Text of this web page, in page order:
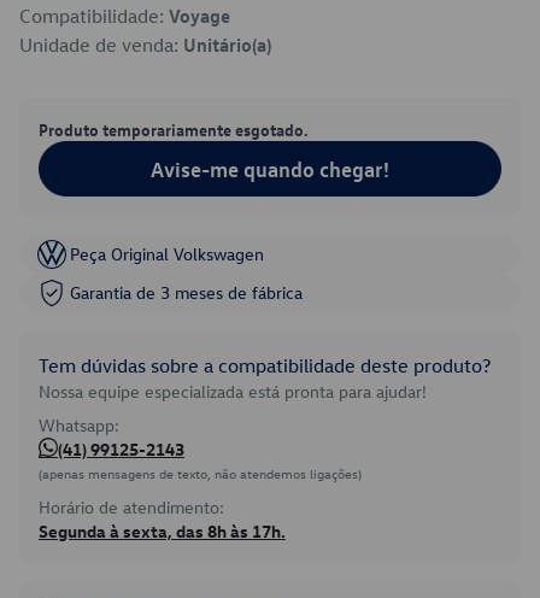
Compatibilidade: Voyage
Unidade de venda: Unitário(a)
Produto temporariamente esgotado.
Avise-me quando chegar!
Peça Original Volkswagen
Garantia de 3 meses de fábrica
Tem dúvidas sobre a compatibilidade deste produto?
Nossa equipe especializada está pronta para ajudar!
Whatsapp:
(41) 99125-2143
(apenas mensagens de texto, não atendemos ligações)
Horário de atendimento:
Segunda à sexta, das 8h às 17h.